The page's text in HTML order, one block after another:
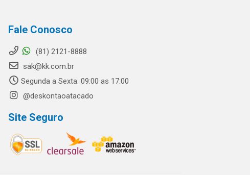
Fale Conosco
(81) 2121-8888
sak@kk.com.br
Segunda a Sexta: 09:00 as 17:00
@deskontaoatacado
Site Seguro